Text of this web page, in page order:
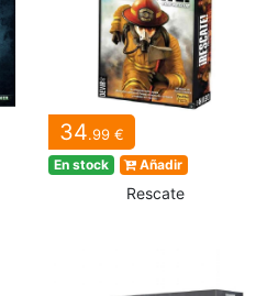
34.99 €
En stock Añadir
Rescate